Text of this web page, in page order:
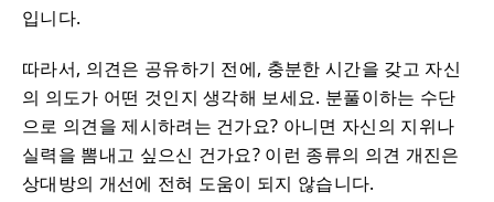
입니다.
따라서, 의견은 공유하기 전에, 충분한 시간을 갖고 자신
의 의도가 어떤 것인지 생각해 보세요. 분풀이하는 수단
으로 의견을 제시하려는 건가요? 아니면 자신의 지위나
실력을 뽐내고 싶으신 건가요? 이런 종류의 의견 개진은
상대방의 개선에 전혀 도움이 되지 않습니다.